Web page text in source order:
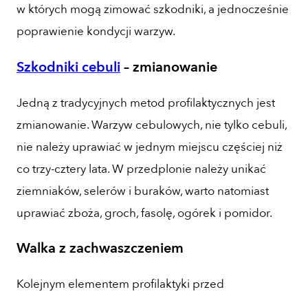
w których mogą zimować szkodniki, a jednocześnie
poprawienie kondycji warzyw.
Szkodniki cebuli– zmianowanie
Jedną z tradycyjnych metod profilaktycznych jest
zmianowanie. Warzyw cebulowych, nie tylko cebuli,
nie należy uprawiać w jednym miejscu częściej niż
co trzy-cztery lata. W przedplonie należy unikać
ziemniaków, selerów i buraków, warto natomiast
uprawiać zboża, groch, fasolę, ogórek i pomidor.
Walka z zachwaszczeniem
Kolejnym elementem profilaktyki przed